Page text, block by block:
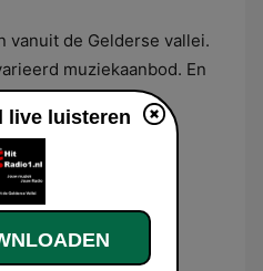
vanuit de Gelderse vallei.
muziekaanbod. En
weerbericht.
30 dagen
live luisteren